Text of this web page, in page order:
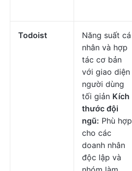
Todoist
Năng suất cá
nhân và hợp
tác cơ bản
với giao diện
người dùng
tối giản Kích
thước đội
ngũ: Phù hợp
cho các
doanh nhân
độc lập và